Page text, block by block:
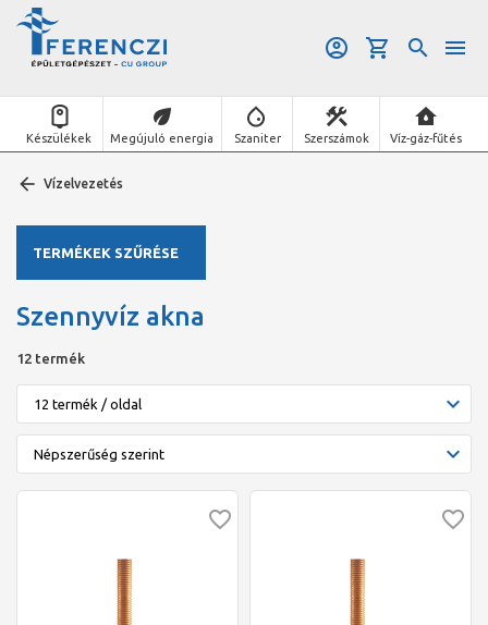
Készülékek Megújuló energia Szaniter Szerszámok Víz-gáz-fűtés
Vízelvezetés
Szennyvíz akna
12 termék
TERMÉKEK SZŰRÉSE